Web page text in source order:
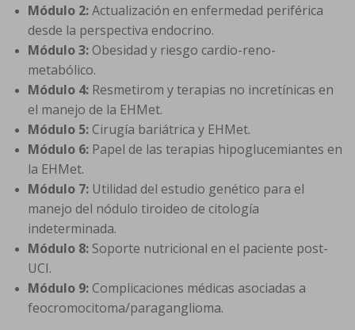
Módulo 2:Actualización en enfermedad periférica
desde la perspectiva endocrino.
Módulo 3: Obesidad y riesgo cardio-reno-
metabólico.
Módulo 4: Resmetirom y terapias no incretínicas en
el manejo de la EHMet.
Módulo 5: Cirugía bariátrica y EHMet.
Módulo 6: Papel de las terapias hipoglucemiantes en
la EHMet.
Módulo 7: Utilidad del estudio genético para el
manejo del nódulo tiroideo de citología
indeterminada.
Módulo 8: Soporte nutricional en el paciente post-
UCI.
Módulo 9: Complicaciones médicas asociadas a
feocromocitoma/paraganglioma.